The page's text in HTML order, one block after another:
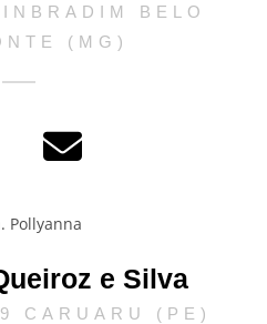
BELO
(MG)
e Silva
CARUARU (PE)